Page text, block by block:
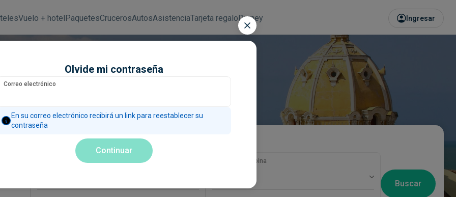
Vuelo + hotelPaquetesCrucerosAutosAsistenciaTarjeta regaloDisney Ingresar
e internacionales
Fechas y horarios Pasajeros y cabina
Buscar
Olvide mi contraseña
Correo electrónico
En su correo electrónico recibirá un link para reestablecer su
contraseña
Continuar